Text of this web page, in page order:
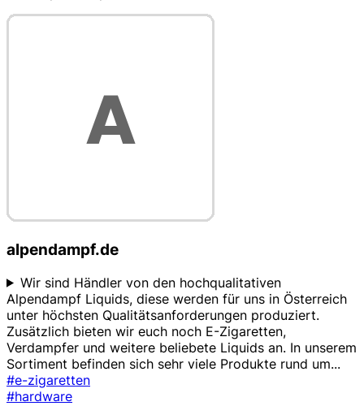
alpendampf.de
Wir sind Händler von den hochqualitativen
Alpendampf Liquids, diese werden für uns in Österreich
unter höchsten Qualitätsanforderungen produziert.
Zusätzlich bieten wir euch noch E-Zigaretten,
Verdampfer und weitere beliebete Liquids an. In unserem
Sortiment befinden sich sehr viele Produkte rund um...
#e-zigaretten
#hardware